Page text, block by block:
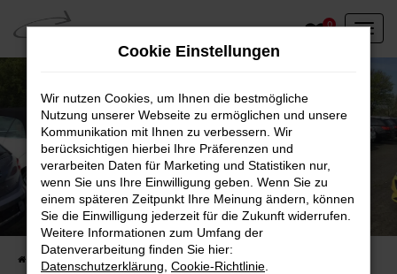
Zum
Hauptinhalt
springen
0
Unser Fahrzeugbestand vor Ort
Entdecken Sie unsere sofort verfügbaren
Fahrzeugangebote
Cookie Einstellungen
Wir nutzen Cookies, um Ihnen die bestmögliche
Nutzung unserer Webseite zu ermöglichen und unsere
Kommunikation mit Ihnen zu verbessern. Wir
berücksichtigen hierbei Ihre Präferenzen und
verarbeiten Daten für Marketing und Statistiken nur,
wenn Sie uns Ihre Einwilligung geben. Wenn Sie zu
einem späteren Zeitpunkt Ihre Meinung ändern, können
Sie die Einwilligung jederzeit für die Zukunft widerrufen.
Weitere Informationen zum Umfang der
Datenverarbeitung finden Sie hier:
Datenschutzerklärung Cookie-Richtlinie